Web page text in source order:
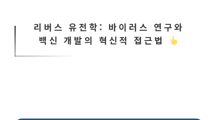
리버스 유전학: 바이러스 연구와
백신 개발의 혁신적 접근법